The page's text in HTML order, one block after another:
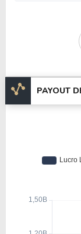
PAYOUT